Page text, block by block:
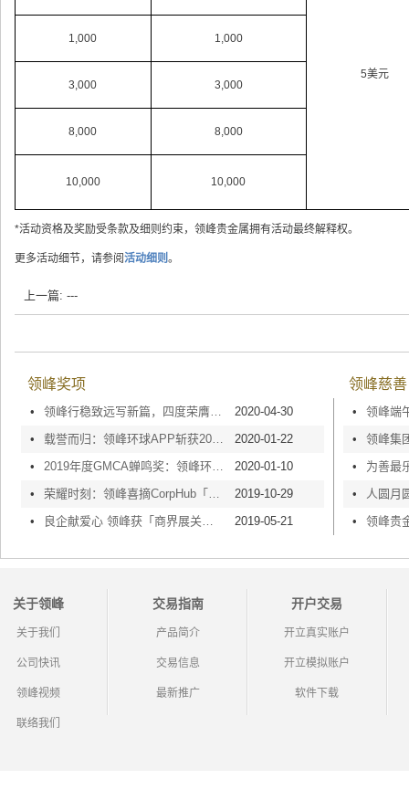
5美元
1,000 1,000
3,000 3,000
8,000 8,000
10,000 10,000
*活动资格及奖励受条款及细则约束，领峰贵金属拥有活动最终解释权。
更多活动细节，请参阅活动细则。
上一篇: ---
领峰奖项
•
2020-04-30
•
2020-01-22
•
2020-01-10
•
2019-10-29
•
2019-05-21
领峰慈善
•
•
•
•
•
关于领峰
关于我们
公司快讯
领峰视频
联络我们
交易指南
产品简介
交易信息
最新推广
开户交易
开立真实账户
开立模拟账户
软件下载